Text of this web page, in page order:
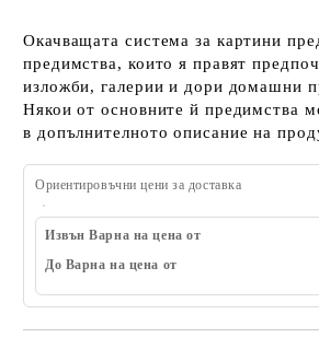
Окачващата система за картини
предимства, които я правят
изложби, галерии и дори домашни
Някои от основните й предимства
в допълнителното описание на
Ориентировъчни цени за доставка
Извън Варна на цена от
До Варна на цена от